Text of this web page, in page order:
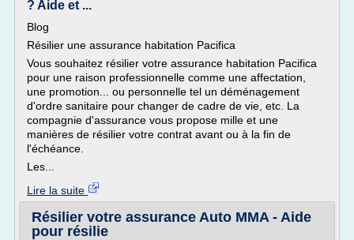
? Aide et ...
Blog
Résilier une assurance habitation Pacifica
Vous souhaitez résilier votre assurance habitation Pacifica
pour une raison professionnelle comme une affectation,
une promotion... ou personnelle tel un déménagement
d'ordre sanitaire pour changer de cadre de vie, etc. La
compagnie d'assurance vous propose mille et une
manières de résilier votre contrat avant ou à la fin de
l'échéance.
Les...
Lire la suite
Résilier votre assurance Auto MMA - Aide
pour résilie